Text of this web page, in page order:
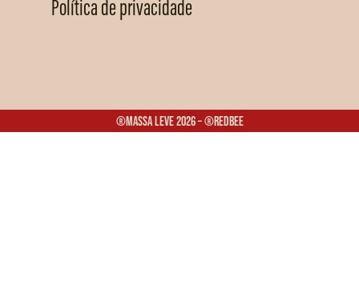
Política de privacidade
®Massa Leve 2026 – ®Redbee